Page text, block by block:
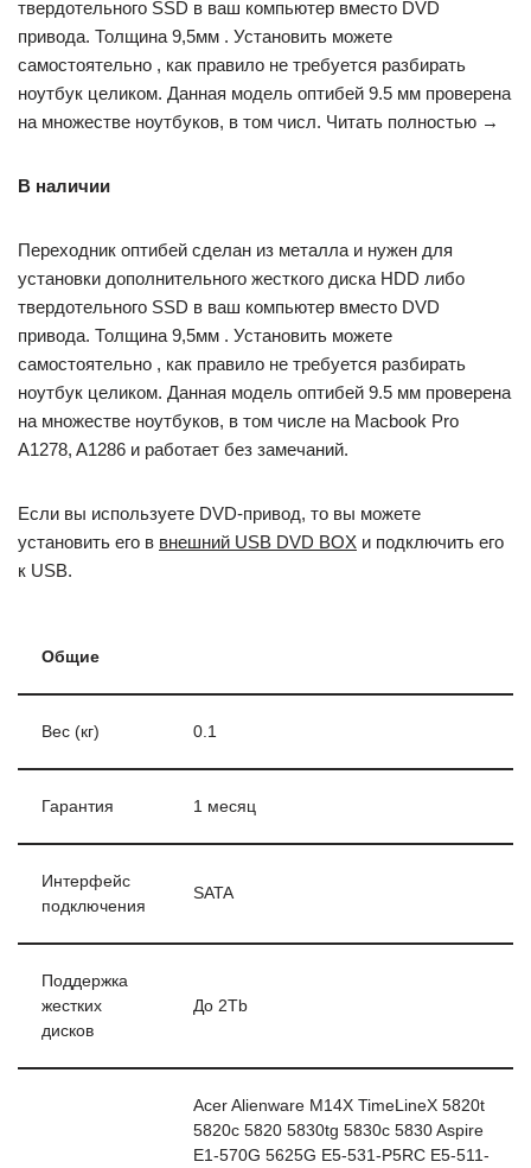
твердотельного SSD в ваш компьютер вместо DVD
привода. Толщина 9,5мм . Установить можете
самостоятельно , как правило не требуется разбирать
ноутбук целиком. Данная модель оптибей 9.5 мм проверена
на множестве ноутбуков, в том числ. Читать полностью →
В наличии
Переходник оптибей сделан из металла и нужен для
установки дополнительного жесткого диска HDD либо
твердотельного SSD в ваш компьютер вместо DVD
привода. Толщина 9,5мм . Установить можете
самостоятельно , как правило не требуется разбирать
ноутбук целиком. Данная модель оптибей 9.5 мм проверена
на множестве ноутбуков, в том числе на Macbook Pro
A1278, A1286 и работает без замечаний.
Если вы используете DVD-привод, то вы можете
установить его в внешний USB DVD BOX и подключить его
к USB.
Общие
Вес (кг) 0.1
Гарантия 1 месяц
Интерфейс
подключения
SATA
Поддержка
жестких
дисков
До 2Tb
Acer Alienware M14X TimeLineX 5820t
5820c 5820 5830tg 5830c 5830 Aspire
E1-570G 5625G E5-531-P5RC E5-511-